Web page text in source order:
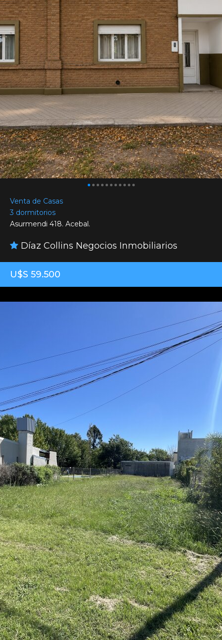
Venta de Casas
3 dormitorios
Asurmendi 418. Acebal.
Díaz Collins Negocios Inmobiliarios
U$S 59.500